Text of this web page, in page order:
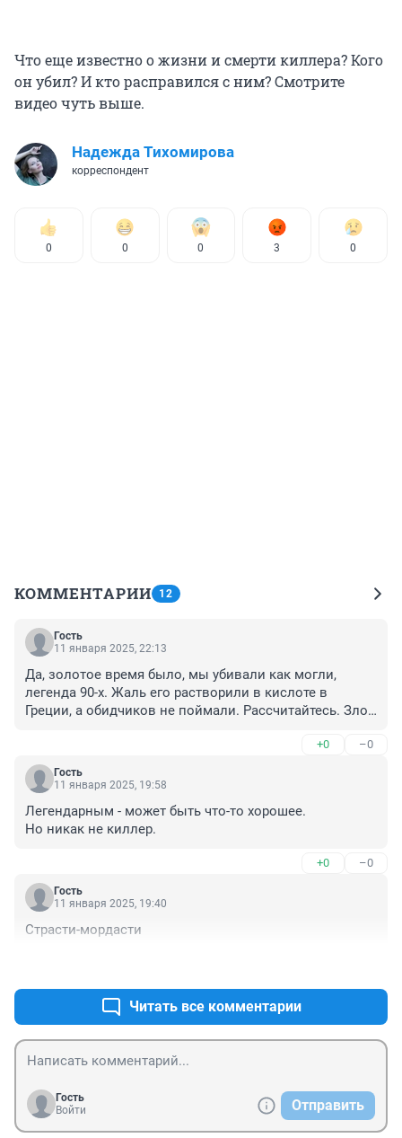
Что еще известно о жизни и смерти киллера? Кого
он убил? И кто расправился с ним? Смотрите
видео чуть выше.
Надежда Тихомирова
корреспондент
0 0 0 3 0
КОММЕНТАРИИ 12
Гость
11 января 2025, 22:13
Да, золотое время было, мы убивали как могли,
легенда 90-х. Жаль его растворили в кислоте в
Греции, а обидчиков не поймали. Рассчитайтесь. Зло
+0 –0
Гость
11 января 2025, 19:58
Легендарным - может быть что-то хорошее.
Но никак не киллер.
+0 –0
Гость
11 января 2025, 19:40
Страсти-мордасти
Читать все комментарии
Гость
Войти
Отправить